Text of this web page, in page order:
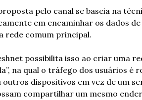
pelo canal se baseia na
em encaminhar os dados
rede comum principal.
possibilita isso ao criar uma
na qual o tráfego dos usuários
dispositivos em vez de um
compartilhar um mesmo